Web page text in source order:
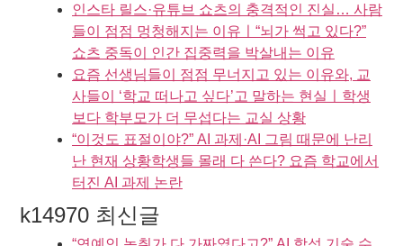
인스타 릴스·유튜브 쇼츠의 충격적인 진실… 사람
들이 점점 멍청해지는 이유ㅣ“뇌가 썩고 있다?”
쇼츠 중독이 인간 집중력을 박살내는 이유
요즘 선생님들이 점점 무너지고 있는 이유와, 교
사들이 ‘학교 떠나고 싶다’고 말하는 현실ㅣ학생
보다 학부모가 더 무섭다는 교실 상황
“이것도 표절이야?” AI 과제·AI 그림 때문에 난리
난 현재 상황학생들 몰래 다 쓴다? 요즘 학교에서
터진 AI 과제 논란
k14970 최신글